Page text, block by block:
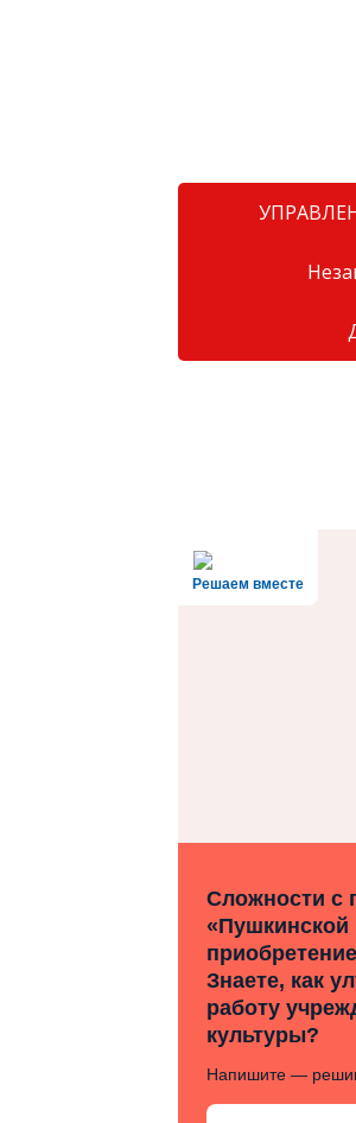
Решаем вместе
Сложности с
«Пушкинской
Знаете, как
работу
культуры?
Напишите —